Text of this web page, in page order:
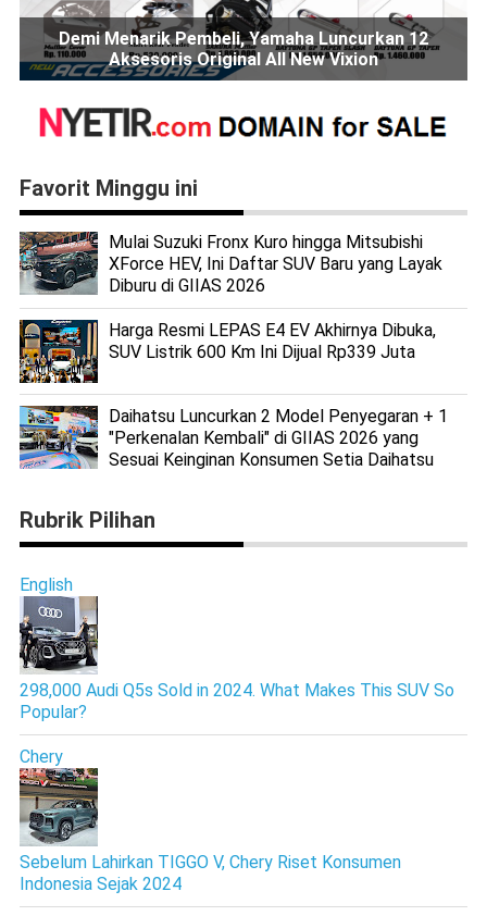
Demi Menarik Pembeli, Yamaha Luncurkan 12
Aksesoris Original All New Vixion
Favorit Minggu ini
Mulai Suzuki Fronx Kuro hingga Mitsubishi
XForce HEV, Ini Daftar SUV Baru yang Layak
Diburu di GIIAS 2026
Harga Resmi LEPAS E4 EV Akhirnya Dibuka,
SUV Listrik 600 Km Ini Dijual Rp339 Juta
Daihatsu Luncurkan 2 Model Penyegaran + 1
"Perkenalan Kembali" di GIIAS 2026 yang
Sesuai Keinginan Konsumen Setia Daihatsu
Rubrik Pilihan
English
298,000 Audi Q5s Sold in 2024. What Makes This SUV So
Popular?
Chery
Sebelum Lahirkan TIGGO V, Chery Riset Konsumen
Indonesia Sejak 2024